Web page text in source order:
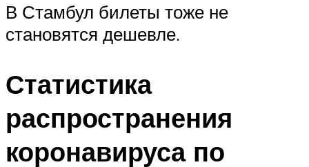
В Стамбул билеты тоже не
становятся дешевле.
Статистика
распространения
коронавируса по